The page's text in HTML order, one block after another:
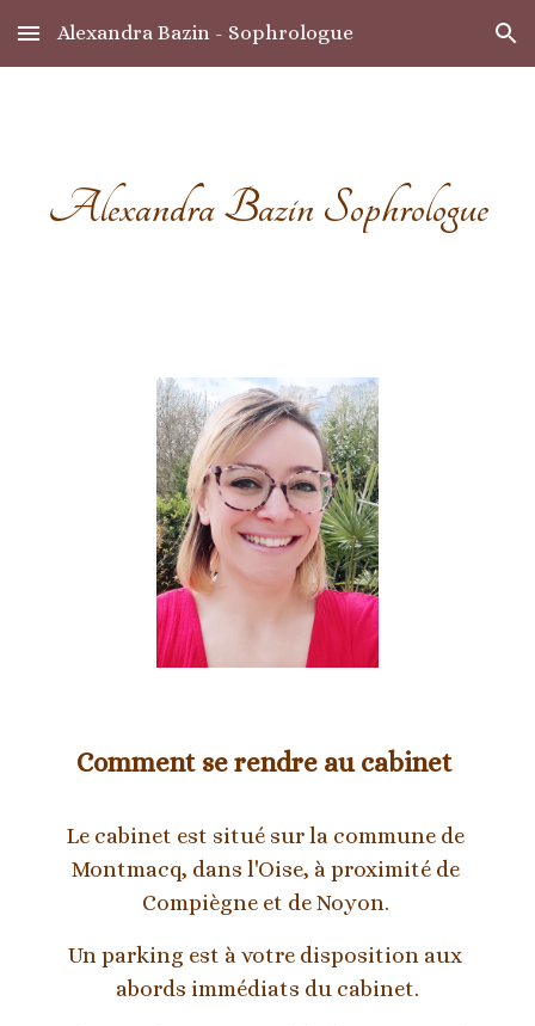
Skip to main content Skip to navigation
Alexandra Bazin - Sophrologue
Alexandra Bazin Sophrologue
Comment se rendre au cabinet
Le cabinet est situé sur la commune de
Montmacq, dans l'Oise, à proximité de
Compiègne et de Noyon.
Un parking est à votre disposition aux
abords immédiats du cabinet.